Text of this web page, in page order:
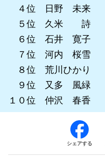
４位 日野 未来
５位 久米 詩
６位 石井 寛子
７位 河内 桜雪
８位 荒川ひかり
９位 又多 風緑
１０位 仲沢 春香
シェアする